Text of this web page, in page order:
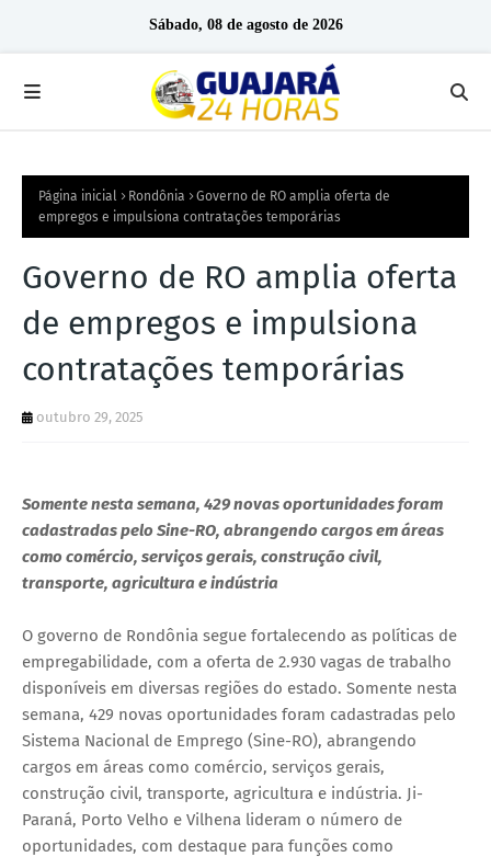
Sábado, 08 de agosto de 2026
Página inicial Rondônia
Governo de RO amplia oferta de
empregos e impulsiona contratações temporárias
Governo de RO amplia oferta
de empregos e impulsiona
contratações temporárias
outubro 29, 2025
Somente nesta semana, 429 novas oportunidades foram
cadastradas pelo Sine-RO, abrangendo cargos em áreas
como comércio, serviços gerais, construção civil,
transporte, agricultura e indústria
O governo de Rondônia segue fortalecendo as políticas de
empregabilidade, com a oferta de 2.930 vagas de trabalho
disponíveis em diversas regiões do estado. Somente nesta
semana, 429 novas oportunidades foram cadastradas pelo
Sistema Nacional de Emprego (Sine-RO), abrangendo
cargos em áreas como comércio, serviços gerais,
construção civil, transporte, agricultura e indústria. Ji-
Paraná, Porto Velho e Vilhena lideram o número de
oportunidades, com destaque para funções como